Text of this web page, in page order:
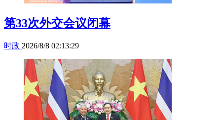
第33次外交会议闭幕
时政 2026/8/8 02:13:29